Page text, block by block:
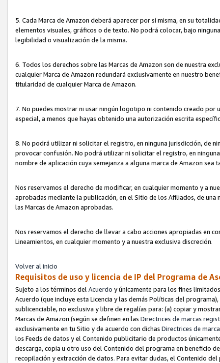
5. Cada Marca de Amazon deberá aparecer por sí misma, en su
elementos visuales, gráficos o de texto. No podrá colocar, bajo
legibilidad o visualización de la misma.
6. Todos los derechos sobre las Marcas de Amazon son de nuestra
cualquier Marca de Amazon redundará exclusivamente en nuestro
titularidad de cualquier Marca de Amazon.
7. No puedes mostrar ni usar ningún logotipo ni contenido creado por
especial, a menos que hayas obtenido una autorización escrita
8. No podrá utilizar ni solicitar el registro, en ninguna jurisdicción, de
provocar confusión. No podrá utilizar ni solicitar el registro, en
nombre de aplicación cuya semejanza a alguna marca de Amazon
Nos reservamos el derecho de modificar, en cualquier momento y a
aprobadas mediante la publicación, en el Sitio de los Afiliados, de
las Marcas de Amazon aprobadas.
Nos reservamos el derecho de llevar a cabo acciones apropiadas en
Lineamientos, en cualquier momento y a nuestra exclusiva discreción.
Volver al inicio
Requisitos de uso y licencia de IP del Programa de
Sujeto a los términos del Acuerdo y únicamente para los fines
Acuerdo (que incluye esta Licencia y las demás Políticas del
sublicenciable, no exclusiva y libre de regalías para: (a) copiar y
Marcas de Amazon (según se definen en las Directrices de marcas
exclusivamente en tu Sitio y de acuerdo con dichas Directrices de
los Feeds de datos y el Contenido publicitario de productos
descarga, copia u otro uso del Contenido del programa en beneficio
recopilación y extracción de datos. Para evitar dudas, el Contenido